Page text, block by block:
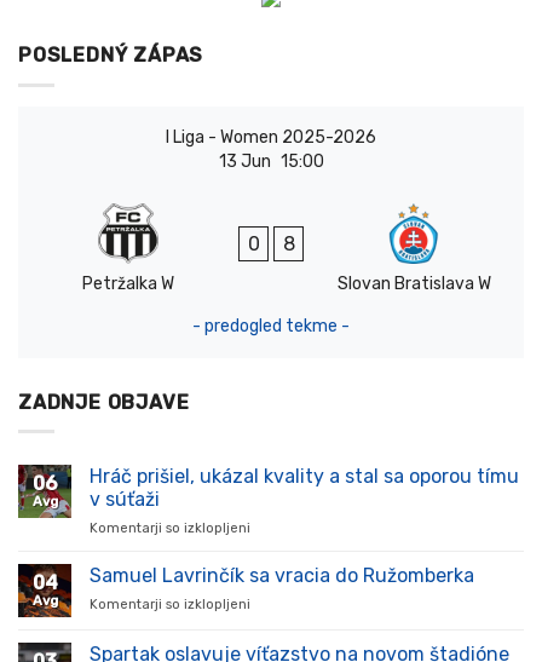
POSLEDNÝ ZÁPAS
I Liga - Women 2025-2026
13 Jun 15:00
Petržalka W
0 8
Slovan Bratislava W
- predogled tekme -
ZADNJE OBJAVE
06
Avg
Hráč prišiel, ukázal kvality a stal sa oporou tímu
v súťaži
Komentarji so izklopljeni
prišiel,
stal
04
Avg
Samuel Lavrinčík sa vracia do Ružomberka
Komentarji so izklopljeni
Lavrinčík
Spartak oslavuje víťazstvo na novom štadióne